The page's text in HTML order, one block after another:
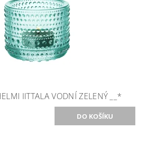
IITTALA VODNÍ ZELENÝ __*